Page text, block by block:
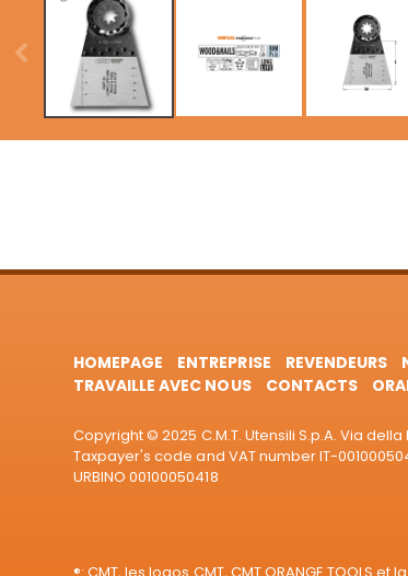
HOMEPAGE ENTREPRISE REVENDEURS
TRAVAILLE AVEC NOUS
CONTACTS
Copyright © 2025 C.M.T. Utensili S.p.A. Via della
Taxpayer's code and VAT number IT-
URBINO 00100050418